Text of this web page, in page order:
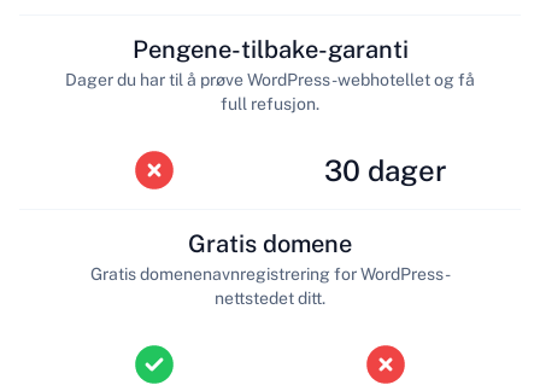
Pengene-tilbake-garanti
Dager du har til å prøve WordPress-webhotellet og få
full refusjon.
30 dager
Gratis domene
Gratis domenenavnregistrering for WordPress-
nettstedet ditt.